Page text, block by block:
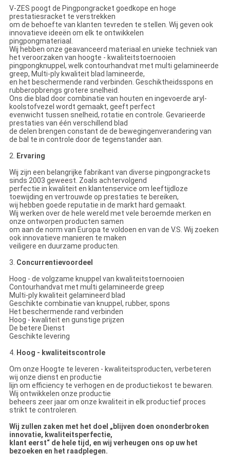
V-ZES poogt de Pingpongracket goedkope en hoge
prestatiesracket te verstrekken
om de behoefte van klanten tevreden te stellen. Wij geven ook
innovatieve ideeën om elk te ontwikkelen
pingpongmateriaal.
Wij hebben onze geavanceerd materiaal en unieke techniek van
het veroorzaken van hoogte - kwaliteitstoernooien
pingpongknuppel, welk contourhandvat met multi gelamineerde
greep, Multi-ply kwaliteit blad lamineerde,
en het beschermende rand verbinden. Geschiktheidsspons en
rubberopbrengs grotere snelheid.
Ons die blad door combinatie van houten en ingevoerde aryl-
koolstofvezel wordt gemaakt, geeft perfect
evenwicht tussen snelheid, rotatie en controle. Gevarieerde
prestaties van één verschillend blad
de delen brengen constant de de bewegingenverandering van
de bal te in controle door de tegenstander aan.
2. Ervaring
Wij zijn een belangrijke fabrikant van diverse pingpongrackets
sinds 2003 geweest. Zoals achtervolgend
perfectie in kwaliteit en klantenservice om leeftijdloze
toewijding en vertrouwde op prestaties te bereiken,
wij hebben goede reputatie in de markt hard gemaakt.
Wij werken over de hele wereld met vele beroemde merken en
onze ontworpen producten samen
om aan de norm van Europa te voldoen en van de V.S. Wij zoeken
ook innovatieve manieren te maken
veiligere en duurzame producten.
3. Concurrentievoordeel
Hoog - de volgzame knuppel van kwaliteitstoernooien
Contourhandvat met multi gelamineerde greep
Multi-ply kwaliteit gelamineerd blad
Geschikte combinatie van knuppel, rubber, spons
Het beschermende rand verbinden
Hoog - kwaliteit en gunstige prijzen
De betere Dienst
Geschikte levering
4. Hoog - kwaliteitscontrole
Om onze Hoogte te leveren - kwaliteitsproducten, verbeteren
wij onze dienst en productie
lijn om efficiency te verhogen en de productiekost te bewaren.
Wij ontwikkelen onze productie
beheers zeer jaar om onze kwaliteit in elk productief proces
strikt te controleren.
Wij zullen zaken met het doel „blijven doen ononderbroken
innovatie, kwaliteitsperfectie,
klant eerst“ de hele tijd, en wij verheugen ons op uw het
bezoeken en het raadplegen.